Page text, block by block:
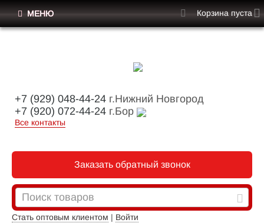
+7 (929) 048-44-24 г.Нижний Новгород
+7 (920) 072-44-24 г.Бор
Все контакты
Заказать обратный звонок
Стать оптовым клиентом | Войти
МЕНЮ Корзина пуста